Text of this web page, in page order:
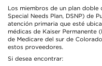
Los miembros de un plan doble
Special Needs Plan, DSNP) de
atención primaria que esté
médicas de Kaiser Permanente
de Medicare del sur de
estos proveedores.
Si desea encontrar: